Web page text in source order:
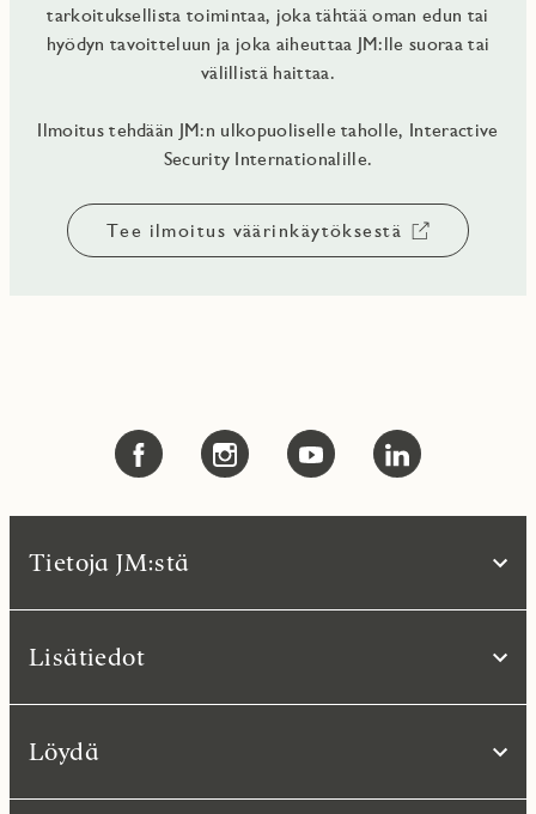
tarkoituksellista toimintaa, joka tähtää oman edun tai
hyödyn tavoitteluun ja joka aiheuttaa JM:lle suoraa tai
välillistä haittaa.
Ilmoitus tehdään JM:n ulkopuoliselle taholle, Interactive
Security Internationalille.
Tee ilmoitus väärinkäytöksestä
Tietoja JM:stä
Lisätiedot
Löydä